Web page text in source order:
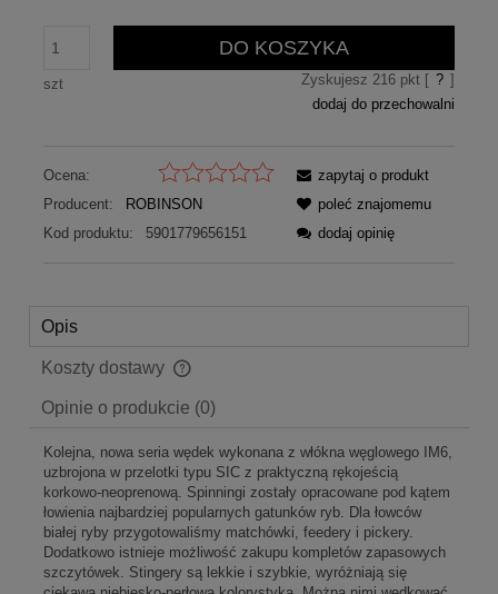
szt
DO KOSZYKA
Zyskujesz 216pkt [ ? ]
dodaj do przechowalni
Ocena:
Producent:
ROBINSON
Kod produktu:
5901779656151
zapytaj o produkt
poleć znajomemu
dodaj opinię
Opis
Koszty dostawy
Cena nie zawiera ewentualnych kosztów płatności
Opinie o produkcie (0)
Kolejna, nowa seria wędek wykonana z włókna węglowego IM6,
uzbrojona w przelotki typu SIC z praktyczną rękojeścią
korkowo-neoprenową. Spinningi zostały opracowane pod kątem
łowienia najbardziej popularnych gatunków ryb. Dla łowców
białej ryby przygotowaliśmy matchówki, feedery i pickery.
Dodatkowo istnieje możliwość zakupu kompletów zapasowych
szczytówek. Stingery są lekkie i szybkie, wyróżniają się